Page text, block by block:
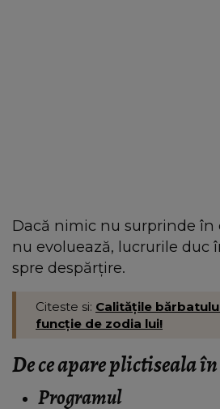
Dacă nimic nu surprinde în
nu evoluează, lucrurile duc
spre despărțire.
Citeste si: Calitățile
funcție de zodia lui!
De ce apare plictiseala
Programul